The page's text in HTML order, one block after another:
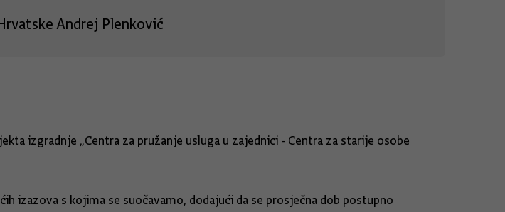
Andrej Plenković
izgradnje „Centra za pružanje usluga u zajednici - Centra za starije osobe
izazova s kojima se suočavamo, dodajući da se prosječna dob postupno